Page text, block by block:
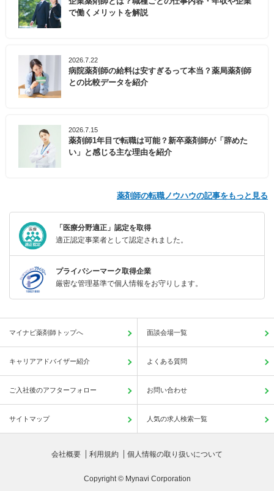
で働くメリットを解説
2026.7.22
病院薬剤師の給料は安すぎるって本当？薬局薬剤師
との比較データを紹介
2026.7.15
薬剤師1年目で転職は可能？新卒薬剤師が「辞めた
い」と感じる主な理由を紹介
薬剤師の転職ノウハウの記事をもっと見る
「医療分野適正」認定を取得
適正認定事業者として認定されました。
プライバシーマーク取得企業
厳密な管理基準で個人情報をお守りします。
マイナビ薬剤師トップへ 面談会場一覧
キャリアアドバイザー紹介 よくある質問
ご入社後のアフターフォロー お問い合わせ
サイトマップ 人気の求人検索一覧
会社概要 利用規約 個人情報の取り扱いについて
Copyright © Mynavi Corporation